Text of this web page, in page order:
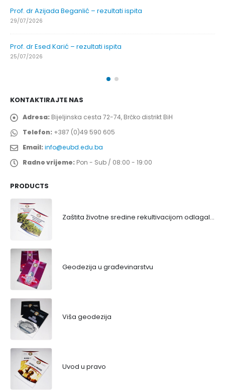
Prof. dr Azijada Beganlić – rezultati ispita
29/07/2026
Prof. dr Esed Karić – rezultati ispita
25/07/2026
KONTAKTIRAJTE NAS
Adresa: Bijeljinska cesta 72-74, Brčko distrikt BiH
Telefon: +387 (0)49 590 605
Email:info@eubd.edu.ba
Radno vrijeme: Pon - Sub / 08:00 - 19:00
PRODUCTS
Zaštita životne sredine rekultivacijom odlagališta
Geodezija u građevinarstvu
Viša geodezija
Uvod u pravo